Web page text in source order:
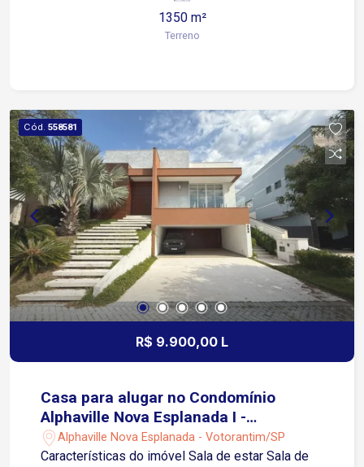
1350 m²
Terreno
Cód. 558581
R$ 9.900,00 L
Casa para alugar no Condomínio
Alphaville Nova Esplanada I -
Votorantim/SP
Alphaville Nova Esplanada - Votorantim/SP
Características do imóvel Sala de estar Sala de